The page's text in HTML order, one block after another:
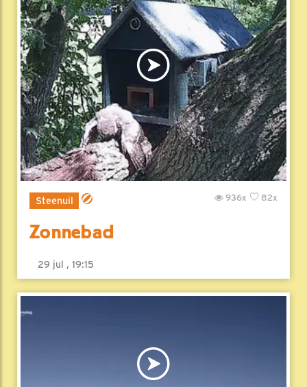
Steenuil 82x
936x
Zonnebad
29 jul , 19:15